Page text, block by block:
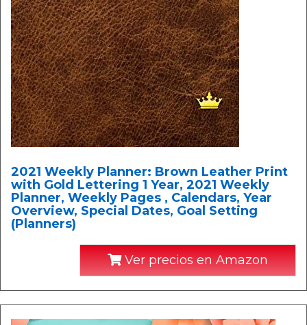
2021 Weekly Planner: Brown Leather Print
with Gold Lettering 1 Year, 2021 Weekly
Planner, Weekly Pages , Calendars, Year
Overview, Special Dates, Goal Setting
(Planners)
Ver precios en Amazon